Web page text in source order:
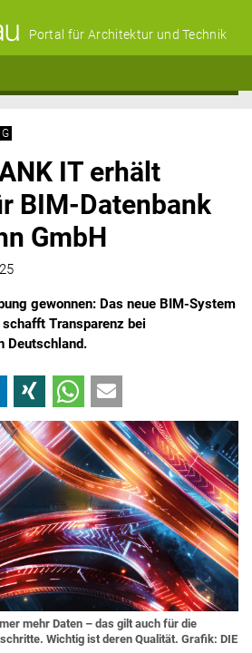
Portal für Architektur und Technik
IT erhält
BIM-Datenbank
GmbH
gewonnen: Das neue BIM-System
Transparenz bei
Deutschland.
mehr Daten – das gilt auch für die
Wichtig ist deren Qualität. Grafik: DIE